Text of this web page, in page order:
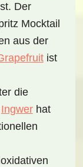
Der
Mocktail
aus der
ist
die
Ingwerhat